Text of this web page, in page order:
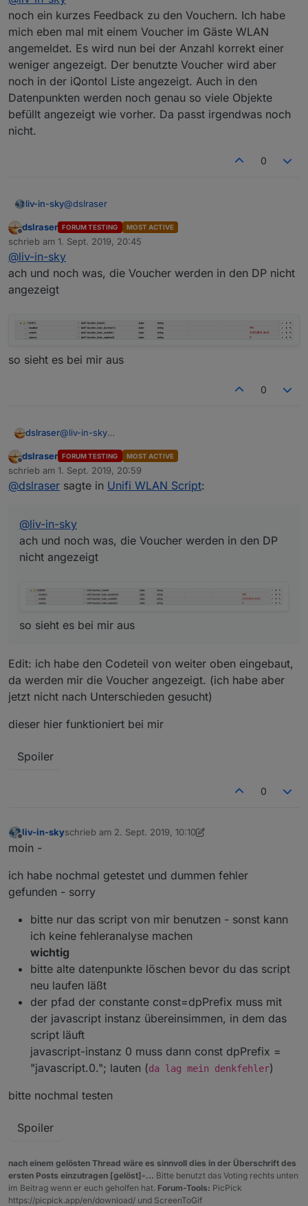
du hast doch etwas geändert - ich hoffe beim ändern
der datenpunkte ist nichts schiefgegangen
noch ein kurzes Feedback zu den Vouchern. Ich habe
mich eben mal mit einem Voucher im Gäste WLAN
angemeldet. Es wird nun bei der Anzahl korrekt einer
weniger angezeigt. Der benutzte Voucher wird aber
noch in der iQontol Liste angezeigt. Auch in den
Datenpunkten werden noch genau so viele Objekte
befüllt angezeigt wie vorher. Da passt irgendwas noch
nicht.
0
liv-in-sky@dslraser
sorry - ich bin "überprogrammiert" - lass uns morgen
weitermachen - heute geht nix mehr
nur noch eines -
du hast doch etwas geändert - ich hoffe beim ändern
der datenpunkte ist nichts schiefgegangen
Offline
dslraser FORUM TESTING MOST ACTIVE
schrieb am 1. Sept. 2019, 20:45
zuletzt editiert von
@liv-in-sky
ach und noch was, die Voucher werden in den DP nicht
angezeigt
so sieht es bei mir aus
0
dslraser@liv-in-sky
nicht angezeigt
so sieht es bei mir aus
Offline
dslraser FORUM TESTING MOST ACTIVE
schrieb am 1. Sept. 2019, 20:59
zuletzt editiert von
@dslraser sagte in Unifi WLAN Script:
@liv-in-sky
ach und noch was, die Voucher werden in den DP
nicht angezeigt
so sieht es bei mir aus
Edit: ich habe den Codeteil von weiter oben eingebaut,
da werden mir die Voucher angezeigt. (ich habe aber
jetzt nicht nach Unterschieden gesucht)
dieser hier funktioniert bei mir
Spoiler
0
Offline
liv-in-skyschrieb am 2. Sept. 2019, 10:10
zuletzt editiert von liv-in-sky 9. Feb. 2019, 12:12
moin -
ich habe nochmal getestet und dummen fehler
gefunden - sorry
bitte nur das script von mir benutzen - sonst kann
ich keine fehleranalyse machen
wichtig
bitte alte datenpunkte löschen bevor du das script
neu laufen läßt
der pfad der constante const=dpPrefix muss mit
der javascript instanz übereinsimmen, in dem das
script läuft
javascript-instanz 0 muss dann const dpPrefix =
"javascript.0."; lauten (da lag mein denkfehler)
bitte nochmal testen
Spoiler
nach einem gelösten Thread wäre es sinnvoll dies in der Überschrift des
ersten Posts einzutragen [gelöst]-... Bitte benutzt das Voting rechts unten
im Beitrag wenn er euch geholfen hat. Forum-Tools: PicPick
https://picpick.app/en/download/ und ScreenToGif